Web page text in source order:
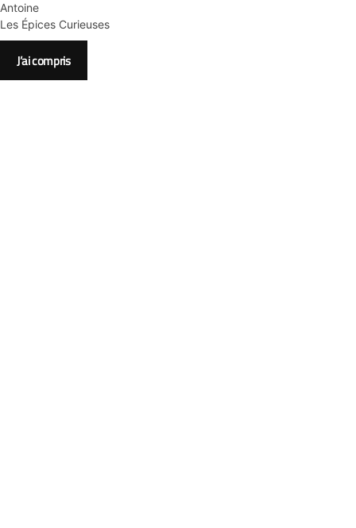
Antoine
Les Épices Curieuses
J’ai compris